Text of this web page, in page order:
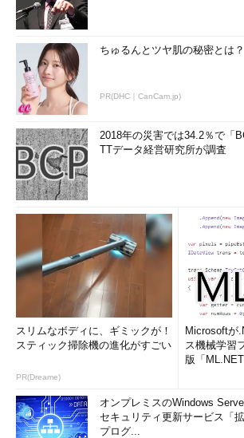
ちゅるんとツヤ肌の秘密とは？
PR(DHC｜CanCam.jp)
2018年の災害では34.2％で「
TTデータ経営研究所が調査
スリムなボディに、ギミックが！
スティック掃除機の進化がすごい
PR(Dreame)
Microsoftが
ス機械学習
版「
オンプレミスのWindows
セキュリティ更新サービス「
プログ...